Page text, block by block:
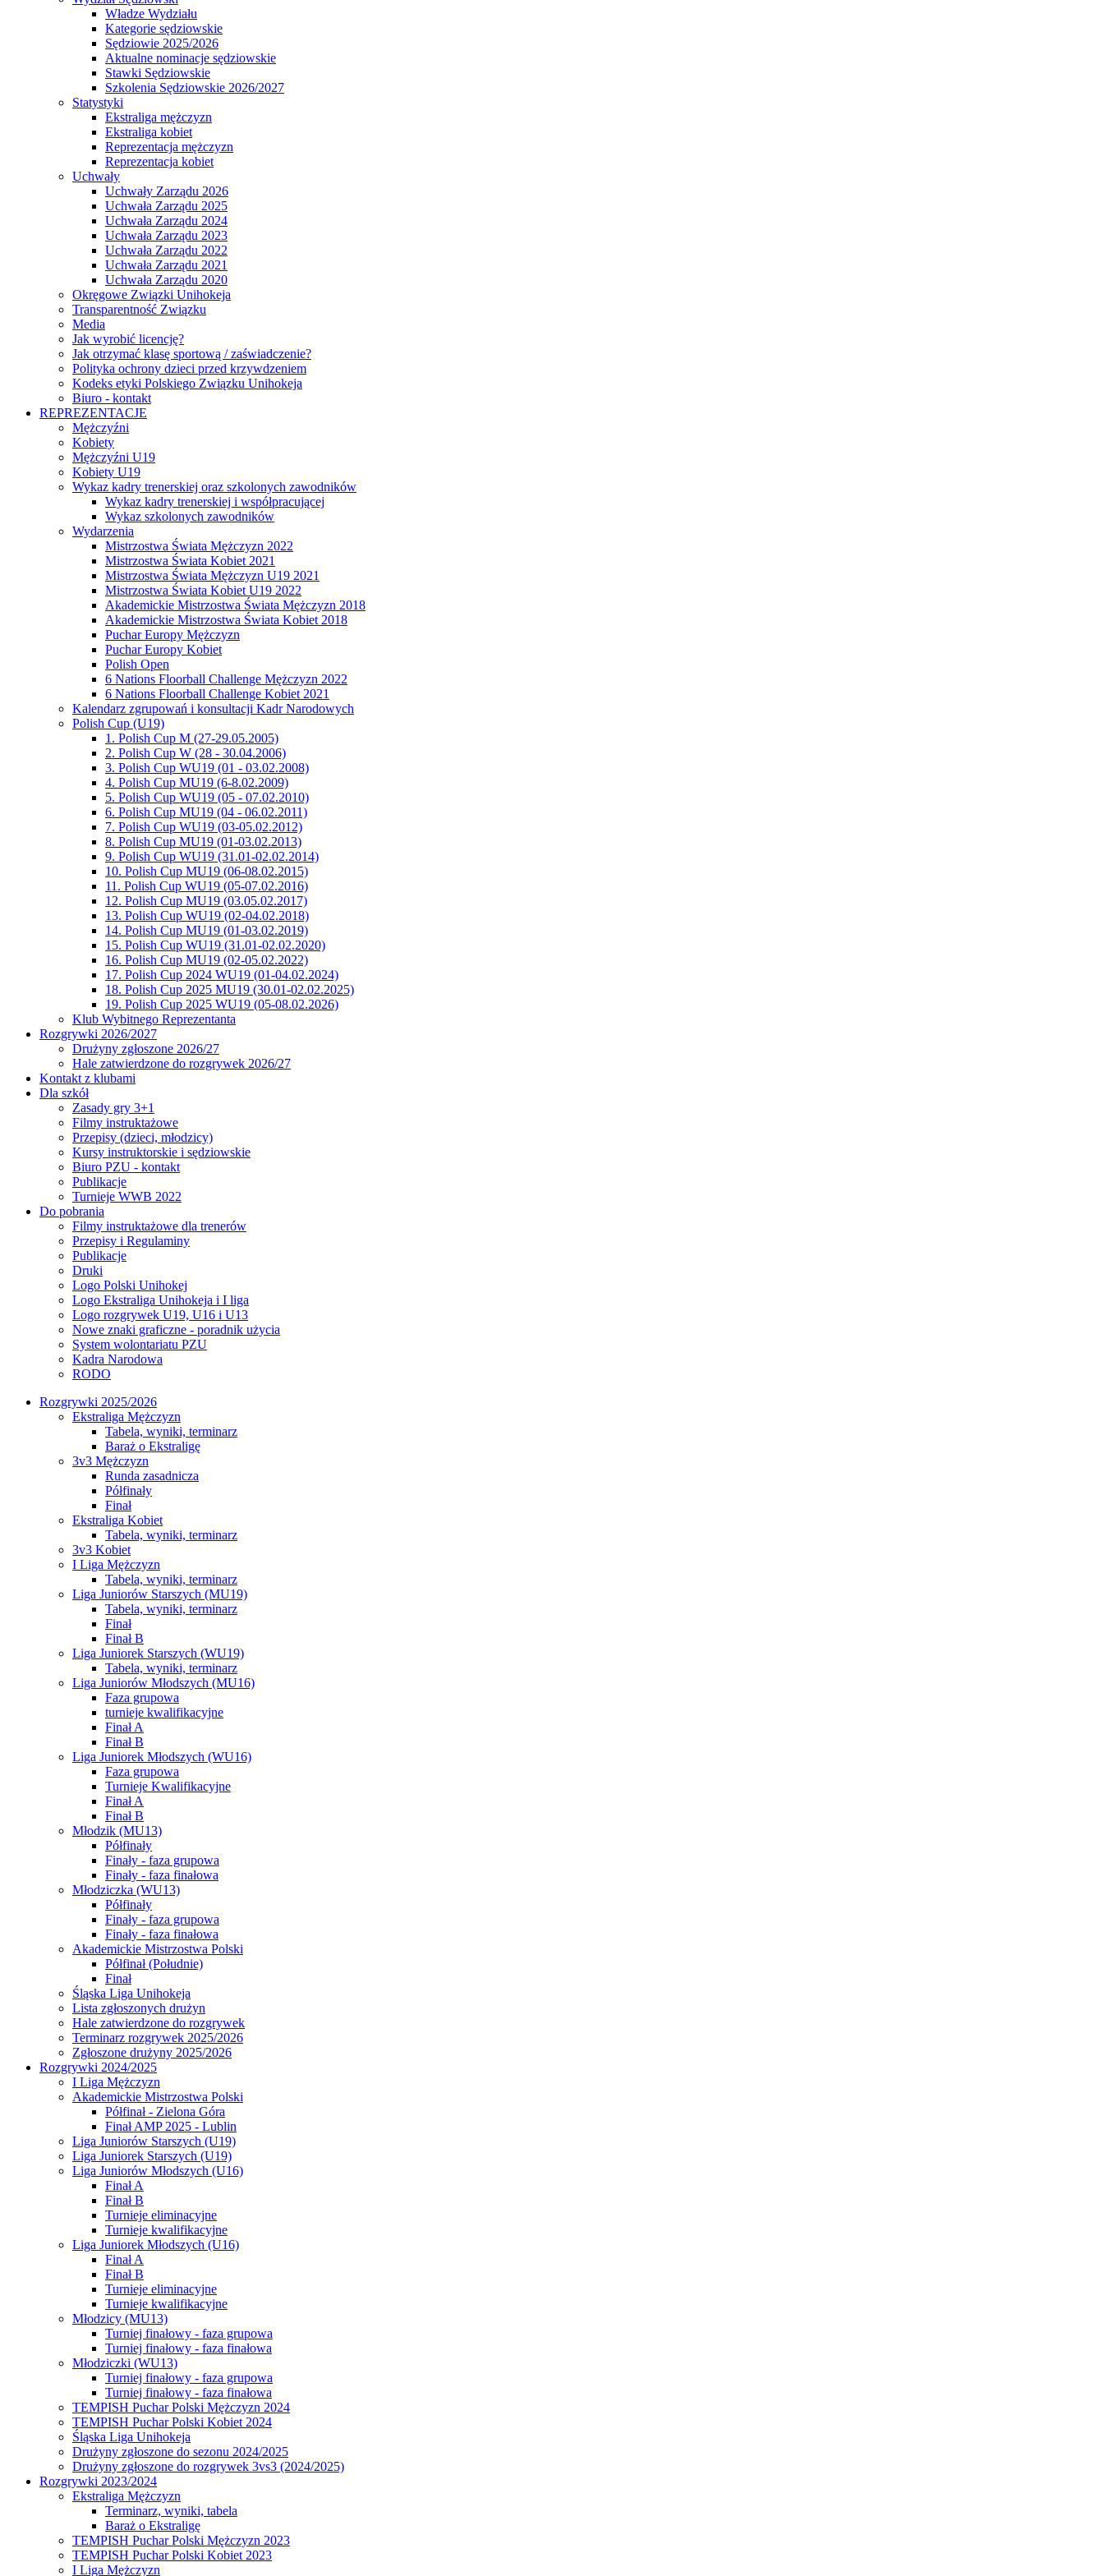
Władze Wydziału
Kategorie sędziowskie
Sędziowie 2025/2026
Aktualne nominacje sędziowskie
Stawki Sędziowskie
Szkolenia Sędziowskie 2026/2027
Statystyki
Ekstraliga mężczyzn
Ekstraliga kobiet
Reprezentacja mężczyzn
Reprezentacja kobiet
Uchwały
Uchwały Zarządu 2026
Uchwała Zarządu 2025
Uchwała Zarządu 2024
Uchwała Zarządu 2023
Uchwała Zarządu 2022
Uchwała Zarządu 2021
Uchwała Zarządu 2020
Okręgowe Związki Unihokeja
Transparentność Związku
Media
Jak wyrobić licencję?
Jak otrzymać klasę sportową / zaświadczenie?
Polityka ochrony dzieci przed krzywdzeniem
Kodeks etyki Polskiego Związku Unihokeja
Biuro - kontakt
REPREZENTACJE
Mężczyźni
Kobiety
Mężczyźni U19
Kobiety U19
Wykaz kadry trenerskiej oraz szkolonych zawodników
Wykaz kadry trenerskiej i współpracującej
Wykaz szkolonych zawodników
Wydarzenia
Mistrzostwa Świata Mężczyzn 2022
Mistrzostwa Świata Kobiet 2021
Mistrzostwa Świata Mężczyzn U19 2021
Mistrzostwa Świata Kobiet U19 2022
Akademickie Mistrzostwa Świata Mężczyzn 2018
Akademickie Mistrzostwa Świata Kobiet 2018
Puchar Europy Mężczyzn
Puchar Europy Kobiet
Polish Open
6 Nations Floorball Challenge Mężczyzn 2022
6 Nations Floorball Challenge Kobiet 2021
Kalendarz zgrupowań i konsultacji Kadr Narodowych
Polish Cup (U19)
1. Polish Cup M (27-29.05.2005)
2. Polish Cup W (28 - 30.04.2006)
3. Polish Cup WU19 (01 - 03.02.2008)
4. Polish Cup MU19 (6-8.02.2009)
5. Polish Cup WU19 (05 - 07.02.2010)
6. Polish Cup MU19 (04 - 06.02.2011)
7. Polish Cup WU19 (03-05.02.2012)
8. Polish Cup MU19 (01-03.02.2013)
9. Polish Cup WU19 (31.01-02.02.2014)
10. Polish Cup MU19 (06-08.02.2015)
11. Polish Cup WU19 (05-07.02.2016)
12. Polish Cup MU19 (03.05.02.2017)
13. Polish Cup WU19 (02-04.02.2018)
14. Polish Cup MU19 (01-03.02.2019)
15. Polish Cup WU19 (31.01-02.02.2020)
16. Polish Cup MU19 (02-05.02.2022)
17. Polish Cup 2024 WU19 (01-04.02.2024)
18. Polish Cup 2025 MU19 (30.01-02.02.2025)
19. Polish Cup 2025 WU19 (05-08.02.2026)
Klub Wybitnego Reprezentanta
Rozgrywki 2026/2027
Drużyny zgłoszone 2026/27
Hale zatwierdzone do rozgrywek 2026/27
Kontakt z klubami
Dla szkół
Zasady gry 3+1
Filmy instruktażowe
Przepisy (dzieci, młodzicy)
Kursy instruktorskie i sędziowskie
Biuro PZU - kontakt
Publikacje
Turnieje WWB 2022
Do pobrania
Filmy instruktażowe dla trenerów
Przepisy i Regulaminy
Publikacje
Druki
Logo Polski Unihokej
Logo Ekstraliga Unihokeja i I liga
Logo rozgrywek U19, U16 i U13
Nowe znaki graficzne - poradnik użycia
System wolontariatu PZU
Kadra Narodowa
RODO
Rozgrywki 2025/2026
Ekstraliga Mężczyzn
Tabela, wyniki, terminarz
Baraż o Ekstraligę
3v3 Mężczyzn
Runda zasadnicza
Półfinały
Finał
Ekstraliga Kobiet
Tabela, wyniki, terminarz
3v3 Kobiet
I Liga Mężczyzn
Tabela, wyniki, terminarz
Liga Juniorów Starszych (MU19)
Tabela, wyniki, terminarz
Finał
Finał B
Liga Juniorek Starszych (WU19)
Tabela, wyniki, terminarz
Liga Juniorów Młodszych (MU16)
Faza grupowa
turnieje kwalifikacyjne
Finał A
Finał B
Liga Juniorek Młodszych (WU16)
Faza grupowa
Turnieje Kwalifikacyjne
Finał A
Finał B
Młodzik (MU13)
Półfinały
Finały - faza grupowa
Finały - faza finałowa
Młodziczka (WU13)
Półfinały
Finały - faza grupowa
Finały - faza finałowa
Akademickie Mistrzostwa Polski
Półfinał (Południe)
Finał
Śląska Liga Unihokeja
Lista zgłoszonych drużyn
Hale zatwierdzone do rozgrywek
Terminarz rozgrywek 2025/2026
Zgłoszone drużyny 2025/2026
Rozgrywki 2024/2025
I Liga Mężczyzn
Akademickie Mistrzostwa Polski
Półfinał - Zielona Góra
Finał AMP 2025 - Lublin
Liga Juniorów Starszych (U19)
Liga Juniorek Starszych (U19)
Liga Juniorów Młodszych (U16)
Finał A
Finał B
Turnieje eliminacyjne
Turnieje kwalifikacyjne
Liga Juniorek Młodszych (U16)
Finał A
Finał B
Turnieje eliminacyjne
Turnieje kwalifikacyjne
Młodzicy (MU13)
Turniej finałowy - faza grupowa
Turniej finałowy - faza finałowa
Młodziczki (WU13)
Turniej finałowy - faza grupowa
Turniej finałowy - faza finałowa
TEMPISH Puchar Polski Mężczyzn 2024
TEMPISH Puchar Polski Kobiet 2024
Śląska Liga Unihokeja
Drużyny zgłoszone do sezonu 2024/2025
Drużyny zgłoszone do rozgrywek 3vs3 (2024/2025)
Rozgrywki 2023/2024
Ekstraliga Mężczyzn
Terminarz, wyniki, tabela
Baraż o Ekstraligę
TEMPISH Puchar Polski Mężczyzn 2023
TEMPISH Puchar Polski Kobiet 2023
I Liga Mężczyzn